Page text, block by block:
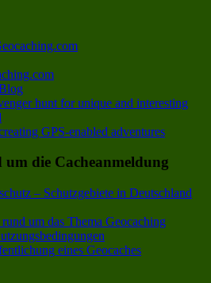
hunt for unique and interesting
GPS-enabled adventures
die Cacheanmeldung
– Schutzgebiete in Deutschland
um das Thema Geocaching
eines Geocaches